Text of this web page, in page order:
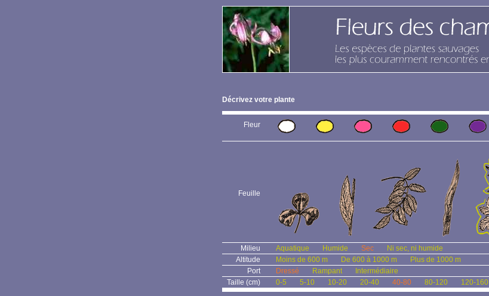
Décrivez votre plante
Fleur
Feuille
Milieu Aquatique Humide Sec
Ni sec, ni humide
Altitude
Moins de 600 m De 600 à 1000 m
Plus de 1000 m
Port
Dressé Rampant
Intermédiaire
Taille (cm)
0-5 5-10 10-20 20-40 40-80 80-120 120-160